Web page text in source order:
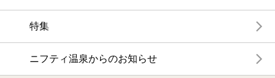
特集
ニフティ温泉からのお知らせ